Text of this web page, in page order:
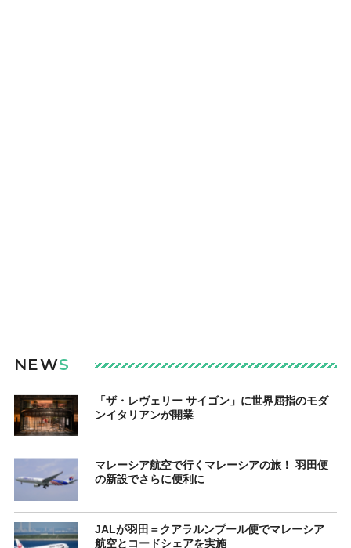
NEWS
「ザ・レヴェリー サイゴン」に世界屈指のモダ
ンイタリアンが開業
マレーシア航空で行くマレーシアの旅！ 羽田便
の新設でさらに便利に
JALが羽田＝クアラルンプール便でマレーシア
航空とコードシェアを実施